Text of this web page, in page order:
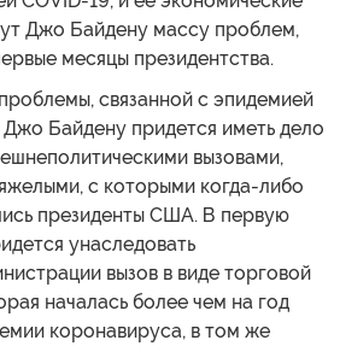
Джо Байдену массу проблем,
месяцы президентства.
связанной с эпидемией
Джо Байдену придется иметь дело
вызовами,
с которыми когда-либо
президенты США. В первую
унаследовать
вызов в виде торговой
началась более чем на год
коронавируса, в том же